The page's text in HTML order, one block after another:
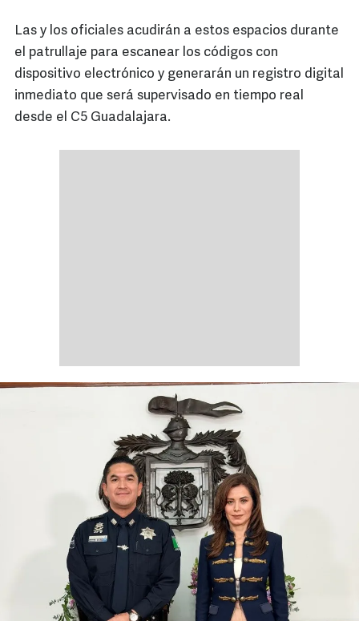
Las y los oficiales acudirán a estos espacios durante
el patrullaje para escanear los códigos con
dispositivo electrónico y generarán un registro digital
inmediato que será supervisado en tiempo real
desde el C5 Guadalajara.